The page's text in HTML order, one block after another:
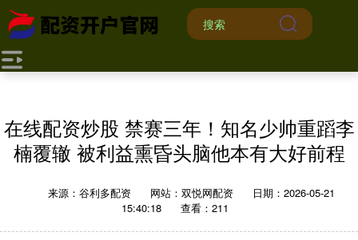
在线配资炒股 禁赛三年！知名少帅重蹈李
楠覆辙 被利益熏昏头脑他本有大好前程
来源：谷利多配资 网站：双悦网配资
日期：2026-05-21
15:40:18
查看：211